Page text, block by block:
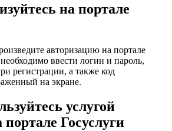
на портале
авторизацию на портале
ввести логин и пароль,
регистрации, а также код
на экране.
услугой
портале Госуслуги